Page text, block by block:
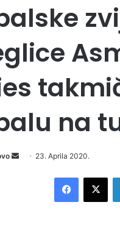
na
Send 23. Aprila 2020.
Facebook
X